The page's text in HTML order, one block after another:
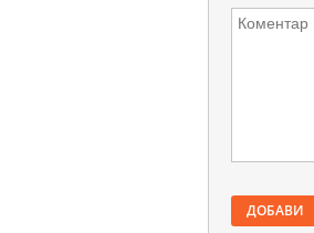
ДОБАВИ